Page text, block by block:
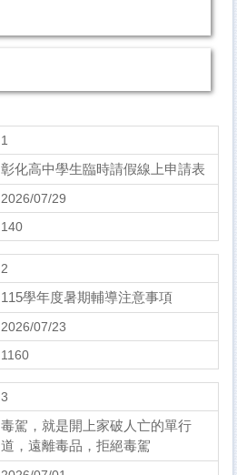
1
彰化高中學生臨時請假線上申請表
2026/07/29
140
2
115學年度暑期輔導注意事項
2026/07/23
1160
3
毒駕，就是開上家破人亡的單行
道，遠離毒品，拒絕毒駕